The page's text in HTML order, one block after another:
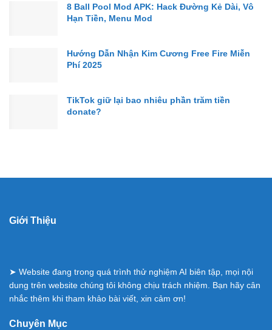
8 Ball Pool Mod APK: Hack Đường Kẻ Dài, Vô
Hạn Tiền, Menu Mod
Hướng Dẫn Nhận Kim Cương Free Fire Miễn
Phí 2025
TikTok giữ lại bao nhiêu phần trăm tiền
donate?
Giới Thiệu
➤ Website đang trong quá trình thử nghiệm AI biên tập, mọi nội
dung trên website chúng tôi không chịu trách nhiệm. Bạn hãy cân
nhắc thêm khi tham khảo bài viết, xin cảm ơn!
Chuyên Mục